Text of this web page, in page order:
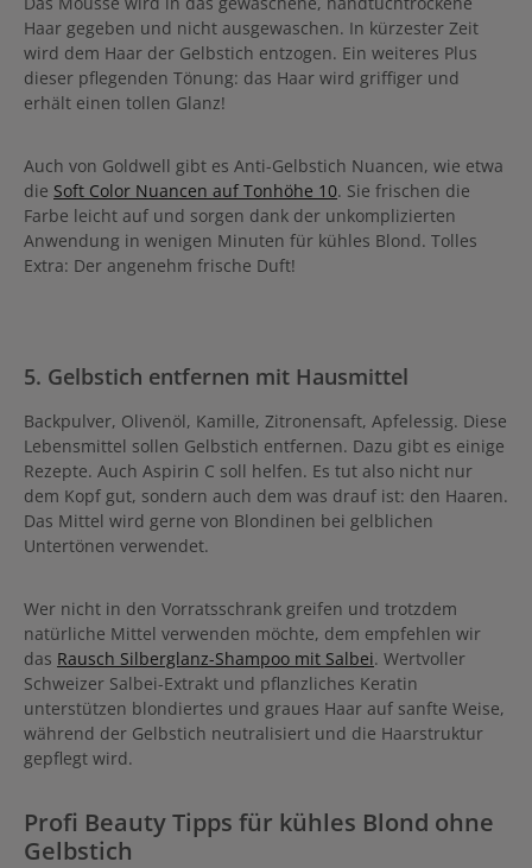
Haar gegeben und nicht ausgewaschen. In kürzester Zeit
wird dem Haar der Gelbstich entzogen. Ein weiteres Plus
dieser pflegenden Tönung: das Haar wird griffiger und
erhält einen tollen Glanz!
Auch von Goldwell gibt es Anti-Gelbstich Nuancen, wie etwa
die Soft Color Nuancen auf Tonhöhe 10. Sie frischen die
Farbe leicht auf und sorgen dank der unkomplizierten
Anwendung in wenigen Minuten für kühles Blond. Tolles
Extra: Der angenehm frische Duft!
5. Gelbstich entfernen mit Hausmittel
Backpulver, Olivenöl, Kamille, Zitronensaft, Apfelessig. Diese
Lebensmittel sollen Gelbstich entfernen. Dazu gibt es einige
Rezepte. Auch Aspirin C soll helfen. Es tut also nicht nur
dem Kopf gut, sondern auch dem was drauf ist: den Haaren.
Das Mittel wird gerne von Blondinen bei gelblichen
Untertönen verwendet.
Wer nicht in den Vorratsschrank greifen und trotzdem
natürliche Mittel verwenden möchte, dem empfehlen wir
das Rausch Silberglanz-Shampoo mit Salbei. Wertvoller
Schweizer Salbei-Extrakt und pflanzliches Keratin
unterstützen blondiertes und graues Haar auf sanfte Weise,
während der Gelbstich neutralisiert und die Haarstruktur
gepflegt wird.
Profi Beauty Tipps für kühles Blond ohne
Gelbstich